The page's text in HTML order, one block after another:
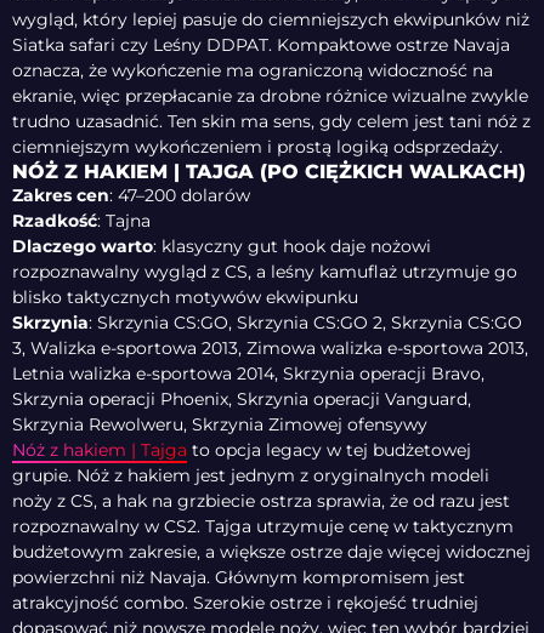
wygląd, który lepiej pasuje do ciemniejszych ekwipunków niż
Siatka safari czy Leśny DDPAT. Kompaktowe ostrze Navaja
oznacza, że wykończenie ma ograniczoną widoczność na
ekranie, więc przepłacanie za drobne różnice wizualne zwykle
trudno uzasadnić. Ten skin ma sens, gdy celem jest tani nóż z
ciemniejszym wykończeniem i prostą logiką odsprzedaży.
NÓŻ Z HAKIEM | TAJGA (PO CIĘŻKICH WALKACH)
Zakres cen: 47–200 dolarów
Rzadkość: Tajna
Dlaczego warto: klasyczny gut hook daje nożowi
rozpoznawalny wygląd z CS, a leśny kamuflaż utrzymuje go
blisko taktycznych motywów ekwipunku
Skrzynia: Skrzynia CS:GO, Skrzynia CS:GO 2, Skrzynia CS:GO
3, Walizka e-sportowa 2013, Zimowa walizka e-sportowa 2013,
Letnia walizka e-sportowa 2014, Skrzynia operacji Bravo,
Skrzynia operacji Phoenix, Skrzynia operacji Vanguard,
Skrzynia Rewolweru, Skrzynia Zimowej ofensywy
Nóż z hakiem | Tajga to opcja legacy w tej budżetowej
grupie. Nóż z hakiem jest jednym z oryginalnych modeli
noży z CS, a hak na grzbiecie ostrza sprawia, że od razu jest
rozpoznawalny w CS2. Tajga utrzymuje cenę w taktycznym
budżetowym zakresie, a większe ostrze daje więcej widocznej
powierzchni niż Navaja. Głównym kompromisem jest
atrakcyjność combo. Szerokie ostrze i rękojeść trudniej
dopasować niż nowsze modele noży, więc ten wybór bardziej